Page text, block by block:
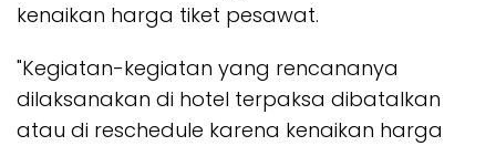
kenaikan harga tiket pesawat.
"Kegiatan-kegiatan yang rencananya
dilaksanakan di hotel terpaksa dibatalkan
atau di reschedule karena kenaikan harga